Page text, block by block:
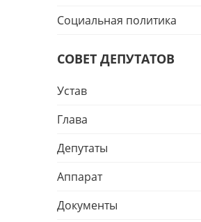
Социальная политика
СОВЕТ ДЕПУТАТОВ
Устав
Глава
Депутаты
Аппарат
Документы